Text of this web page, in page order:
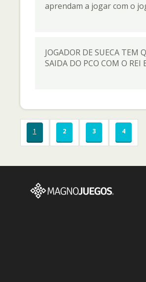
aprendam a jogar com o
JOGADOR DE SUECA TEM
SAIDA DO PCO COM O REI
1 2 3 4